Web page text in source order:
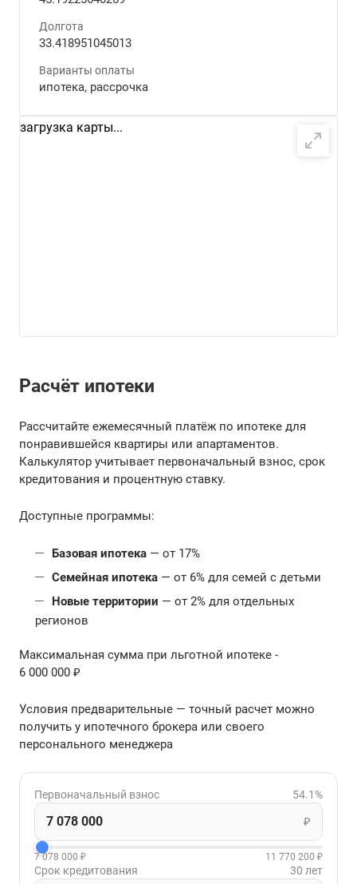
Долгота
33.418951045013
Варианты оплаты
ипотека, рассрочка
загрузка карты...
Расчёт ипотеки
Рассчитайте ежемесячный платёж по ипотеке для
понравившейся квартиры или апартаментов.
Калькулятор учитывает первоначальный взнос, срок
кредитования и процентную ставку.
Доступные программы:
Базовая ипотека — от 17%
Семейная ипотека — от 6% для семей с детьми
Новые территории — от 2% для отдельных
регионов
Максимальная сумма при льготной ипотеке -
6 000 000 ₽
Условия предварительные — точный расчет можно
получить у ипотечного брокера или своего
персонального менеджера
Первоначальный взнос 54.1%
₽
7 078 000 ₽ 11 770 200 ₽
Срок кредитования 30 лет